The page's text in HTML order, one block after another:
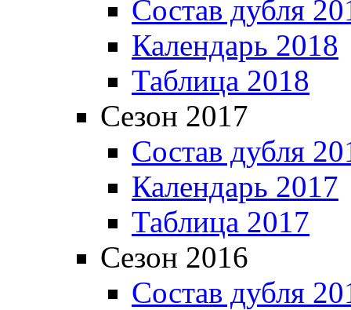
Состав дубля
Календарь 2018
Таблица 2018
Сезон 2017
Состав дубля
Календарь 2017
Таблица 2017
Сезон 2016
Состав дубля